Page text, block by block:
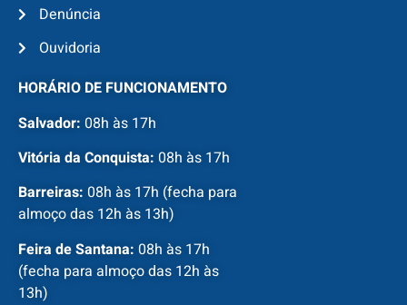
Denúncia
Ouvidoria
HORÁRIO DE FUNCIONAMENTO
Salvador: 08h às 17h
Vitória da Conquista: 08h às 17h
Barreiras: 08h às 17h (fecha para
almoço das 12h às 13h)
Feira de Santana: 08h às 17h
(fecha para almoço das 12h às
13h)